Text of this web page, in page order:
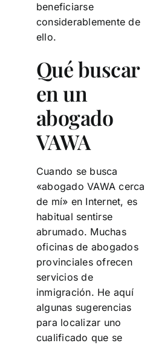
beneficiarse
considerablemente de
ello.
Qué buscar
en un
abogado
VAWA
Cuando se busca
«abogado VAWA cerca
de mí» en Internet, es
habitual sentirse
abrumado. Muchas
oficinas de abogados
provinciales ofrecen
servicios de
inmigración. He aquí
algunas sugerencias
para localizar uno
cualificado que se